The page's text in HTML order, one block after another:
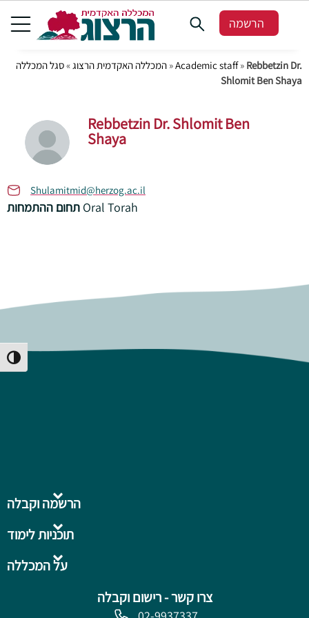
Toggle High Contrast
הרשמה
המכללה האקדמית הרצוג »סגל המכללה »Academic staff» Rebbetzin Dr.
Shlomit Ben Shaya
Rebbetzin Dr. Shlomit Ben
Shaya
Shulamitmid@herzog.ac.il
Oral Torah
צרו קשר - רישום וקבלה
על המכללה
תוכניות לימוד
הרשמה וקבלה